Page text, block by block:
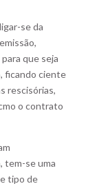
se da
que seja
ficando ciente
rescisórias,
o contrato
tem-se uma
tipo de